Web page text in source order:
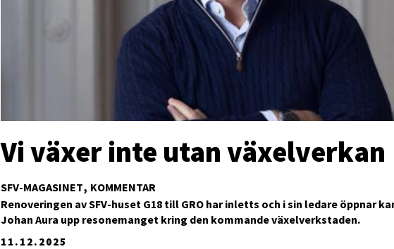
SFV-MAGASINET KOMMENTAR
Vi växer inte utan växelverkan
11.12.2025
Renoveringen av SFV-huset G18 till GRO har inletts och i sin ledare öppnar
Johan Aura upp resonemanget kring den kommande växelverkstaden.